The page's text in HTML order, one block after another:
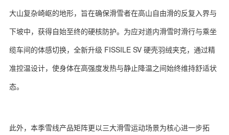
大山复杂崎岖的地形，旨在确保滑雪者在高山自由滑的反复入界与
下坡中，获得自始至终的硬核防护。为应对道内滑雪时滑行与乘坐
缆车间的体感切换，全新升级 FISSILE SV 硬壳羽绒夹克，通过精
准控温设计，使身体在高强度发热与静止降温之间始终维持舒适状
态。
此外，本季雪线产品矩阵更以三大滑雪运动场景为核心进一步拓